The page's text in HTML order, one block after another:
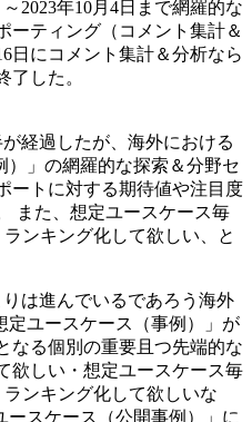
2023年10月4日まで網羅的な
ーティング（コメント集計＆
日にコメント集計＆分析なら
了した。
経過したが、海外における
）」の網羅的な探索＆分野セ
トに対する期待値や注目度
また、想定ユースケース毎
ンキング化して欲しい、と
は進んでいるであろう海外
定ユースケース（事例）」が
なる個別の重要且つ先端的な
欲しい・想定ユースケース毎
ンキング化して欲しいな
ースケース（公開事例）」に